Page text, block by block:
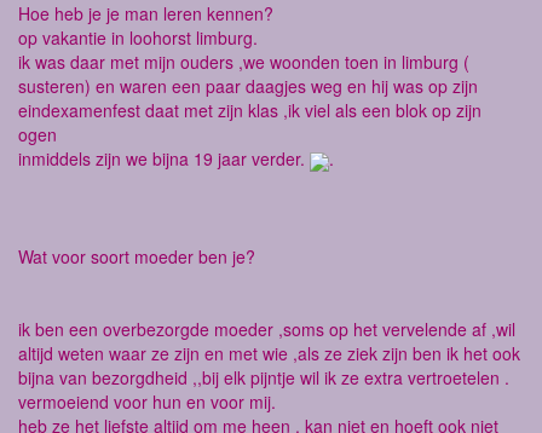
Hoe heb je je man leren kennen?
op vakantie in loohorst limburg.
ik was daar met mijn ouders ,we woonden toen in limburg (
susteren) en waren een paar daagjes weg en hij was op zijn
eindexamenfest daat met zijn klas ,ik viel als een blok op zijn
ogen
inmiddels zijn we bijna 19 jaar verder.
.
Wat voor soort moeder ben je?
ik ben een overbezorgde moeder ,soms op het vervelende af ,wil
altijd weten waar ze zijn en met wie ,als ze ziek zijn ben ik het ook
bijna van bezorgdheid ,,bij elk pijntje wil ik ze extra vertroetelen .
vermoeiend voor hun en voor mij.
heb ze het liefste altijd om me heen , kan niet en hoeft ook niet